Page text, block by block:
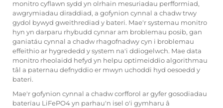
monitro cyflawn sydd yn olrhain mesuriadau perfformiad,
awgrymiadau diraddiad, a gofynion cynnal a chadw trwy
gydol bywyd gweithrediad y bateri. Mae'r systemau monitro
hyn yn darparu rhybudd cynnar am broblemau posib, gan
ganiatáu cynnal a chadw rhagofnadwy cyn i broblemau
effeithio ar hygrededd y system na'i ddiogelwch. Mae data
monitro rheolaidd hefyd yn helpu optimeiddio algorithmau
tâl a paternau defnyddio er mwyn uchoddi hyd oesoedd y
bateri.
Mae'r gofynion cynnal a chadw corfforol ar gyfer gosodiadau
baterïau LiFePO4 yn parhau'n isel o'i gymharu â